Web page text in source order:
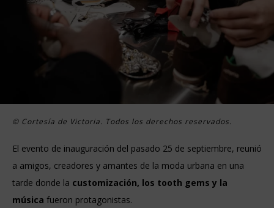
© Cortesía de Victoria. Todos los derechos reservados.
El evento de inauguración del pasado 25 de septiembre, reunió
a amigos, creadores y amantes de la moda urbana en una
tarde donde la customización, los tooth gems y la
música fueron protagonistas.